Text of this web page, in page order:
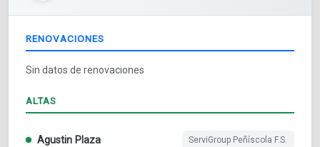
RENOVACIONES
Sin datos de renovaciones
ALTAS
Agustin Plaza ServiGroup Peñíscola F.S.